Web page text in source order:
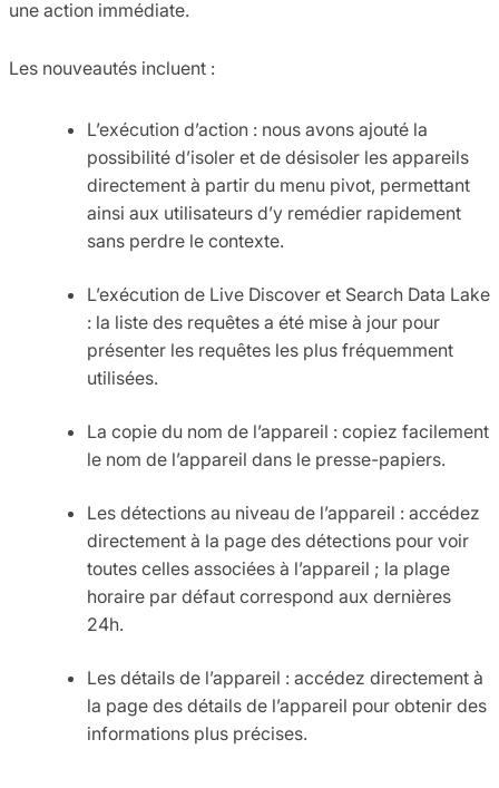
une action immédiate.
Les nouveautés incluent :
L’exécution d’action : nous avons ajouté la
possibilité d’isoler et de désisoler les appareils
directement à partir du menu pivot, permettant
ainsi aux utilisateurs d’y remédier rapidement
sans perdre le contexte.
L’exécution de Live Discover et Search Data Lake
: la liste des requêtes a été mise à jour pour
présenter les requêtes les plus fréquemment
utilisées.
La copie du nom de l’appareil : copiez facilement
le nom de l’appareil dans le presse-papiers.
Les détections au niveau de l’appareil : accédez
directement à la page des détections pour voir
toutes celles associées à l’appareil ; la plage
horaire par défaut correspond aux dernières
24h.
Les détails de l’appareil : accédez directement à
la page des détails de l’appareil pour obtenir des
informations plus précises.